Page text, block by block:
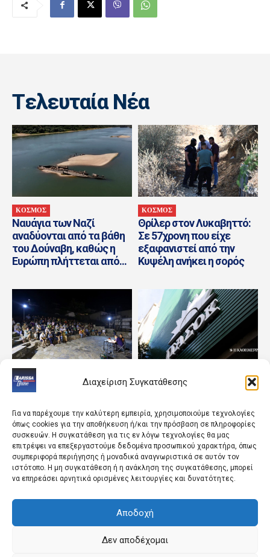
Διαχείριση Συγκατάθεσης
Για να παρέχουμε την καλύτερη εμπειρία, χρησιμοποιούμε τεχνολογίες
όπως cookies για την αποθήκευση ή/και την πρόσβαση σε πληροφορίες
συσκευών. Η συγκατάθεση για τις εν λόγω τεχνολογίες θα μας
επιτρέψει να επεξεργαστούμε δεδομένα προσωπικού χαρακτήρα, όπως
συμπεριφορά περιήγησης ή μοναδικά αναγνωριστικά σε αυτόν τον
ιστότοπο. Η μη συγκατάθεση ή η ανάκληση της συγκατάθεσης, μπορεί
να επηρεάσει αρνητικά ορισμένες λειτουργίες και δυνατότητες.
Αποδοχή
Δεν αποδέχομαι
Tελευταία Nέα
ΚΟΣΜΟΣ
Ναυάγια των Ναζί
αναδύονται από τα βάθη
του Δούναβη, καθώς η
Ευρώπη πλήττεται από...
ΚΟΣΜΟΣ
Θρίλερ στον Λυκαβηττό:
Σε 57χρονη που είχε
εξαφανιστεί από την
Κυψέλη ανήκει η σορός
ΘΕΣΣΑΛΙΑ
Με τη στήριξη της
πολιτιστικές δράσεις
Υπόγειες διεργασίες στο
θέσης
ΛΑΡΙΣΑ
Επεκτείνεται η εναέρια
LIFESTYLE
Η Realnews αυτής της